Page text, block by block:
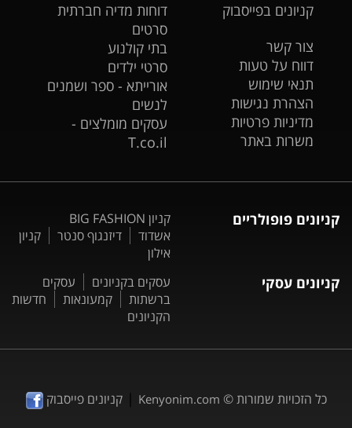
קניונים בפייסבוק
צור קשר
דווח על טעות
תנאי שימוש
הצהרת נגישות
מדיניות פרטיות
משרות באתר
דוחות מדיה חברתית
סרטים
בתי קולנוע
סרטי ילדים
אורייתא - ספר ושמנים
לנשים
עסקים מומלצים -
T.co.il
קניונים פופולריים
קניון BIG FASHION
אשדוד
דיזנגוף סנטר
קניון
אילון
קניונים עסקי עסקים בקניונים
עסקים
ברשתות
קמעונאות
חדשות
הקניונים
כל הזכויות שמורות © Kenyonim.com
|קניונים פייסבוק